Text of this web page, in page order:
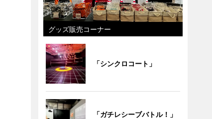
グッズ販売コーナー
「シンクロコート」
「ガチレシーブバトル！」